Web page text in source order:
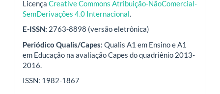
Licença Creative Commons Atribuição-NãoComercial-
SemDerivações 4.0 Internacional.
E-ISSN: 2763-8898 (versão eletrônica)
Periódico Qualis/Capes: Qualis A1 em Ensino e A1
em Educação na avaliação Capes do quadriênio 2013-
2016.
ISSN: 1982-1867